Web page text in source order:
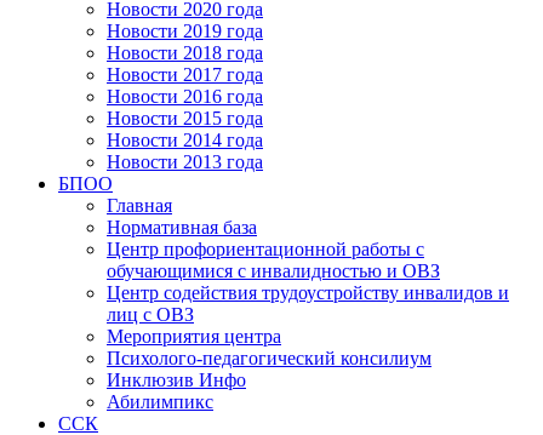
Новости 2020 года
Новости 2019 года
Новости 2018 года
Новости 2017 года
Новости 2016 года
Новости 2015 года
Новости 2014 года
Новости 2013 года
БПОО
Главная
Нормативная база
Центр профориентационной работы с
обучающимися с инвалидностью и ОВЗ
Центр содействия трудоустройству инвалидов и
лиц с ОВЗ
Мероприятия центра
Психолого-педагогический консилиум
Инклюзив Инфо
Абилимпикс
ССК